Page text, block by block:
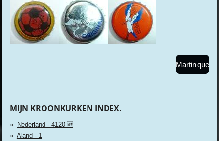
Martinique
MIJN KROONKURKEN INDEX.
Nederland - 4120 🆕
Aland - 1